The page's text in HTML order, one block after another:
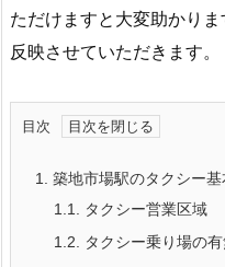
ただけますと大変助かり
反映させていただきます。
目次
1.
築地市場駅のタクシー基
1.1.
タクシー営業区域
1.2.
タクシー乗り場の